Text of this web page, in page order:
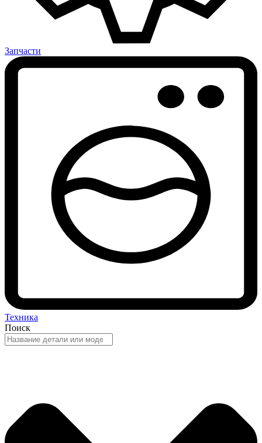
Запчасти
Техника
Поиск